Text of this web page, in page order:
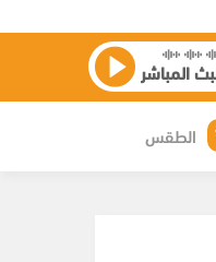
المباشر
الطقس